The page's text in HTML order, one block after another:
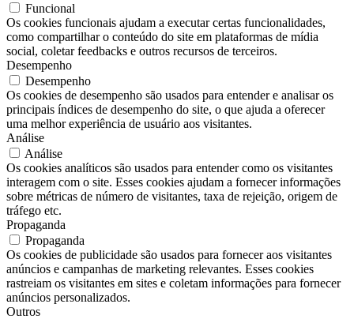
Funcional
Os cookies funcionais ajudam a executar certas funcionalidades,
como compartilhar o conteúdo do site em plataformas de mídia
social, coletar feedbacks e outros recursos de terceiros.
Desempenho
Desempenho
Os cookies de desempenho são usados ​​para entender e analisar os
principais índices de desempenho do site, o que ajuda a oferecer
uma melhor experiência de usuário aos visitantes.
Análise
Análise
Os cookies analíticos são usados ​​para entender como os visitantes
interagem com o site. Esses cookies ajudam a fornecer informações
sobre métricas de número de visitantes, taxa de rejeição, origem de
tráfego etc.
Propaganda
Propaganda
Os cookies de publicidade são usados ​​para fornecer aos visitantes
anúncios e campanhas de marketing relevantes. Esses cookies
rastreiam os visitantes em sites e coletam informações para fornecer
anúncios personalizados.
Outros